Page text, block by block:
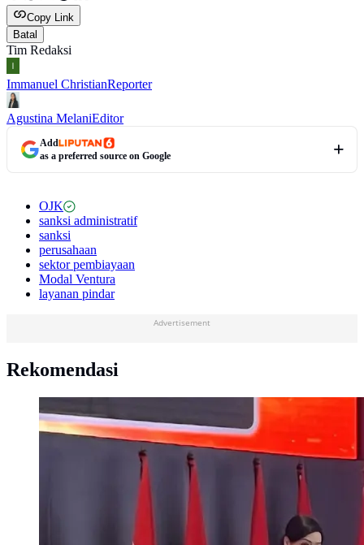
Copy Link
Batal
Tim Redaksi
Immanuel ChristianReporter
Agustina MelaniEditor
Add
as a preferred source on Google
OJK
sanksi administratif
sanksi
perusahaan
sektor pembiayaan
Modal Ventura
layanan pindar
Advertisement
Rekomendasi